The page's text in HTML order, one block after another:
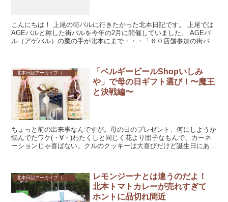
こんにちは！ 上尾の街バルに行きたかった北本日記です。 上尾では
AGEバルと称した街バルを今年の2月に開催していました。 AGEバ
ル（アゲバル）の魔の手が北本にまで・・・「６０店舗参加の街バル
北本日記アーカイブ（記録保存）
「ベルギービールShopいしみ
や」で母の日ギフト選び！〜魔王
と決戦編〜
ちょっと前の出来事なんですが。母の日のプレゼント、何にしようか
悩んでたワケ(・∀・)わたくしと同じく花より団子なもんで、カーネ
ーションじゃ喜ばない。クルのクッキーは大喜びだけど誕生日にあげ
北本日記アーカイブ（記録保存）
レモンジーナとは違うのだよ！
北本トマトカレーが売れすぎて
ホントに品切れ間近